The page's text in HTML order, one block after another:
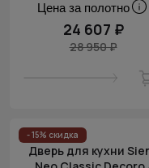
Цена за полотно
24 607 ₽
28 950 ₽
- 15% скидка
Дверь для кухни